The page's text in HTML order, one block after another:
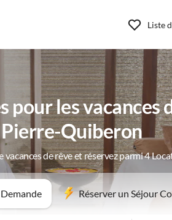
Liste
pour les vacances
Pierre-Quiberon
de rêve et réservez parmi 4
Réserver un Séjour